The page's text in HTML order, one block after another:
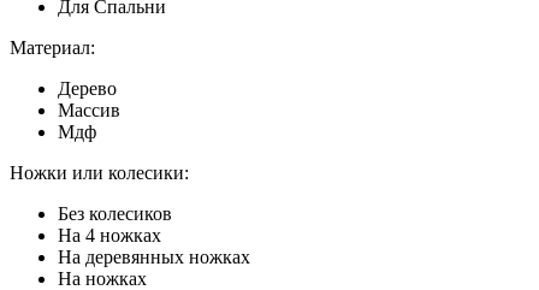
Для Спальни
Материал:
Дерево
Массив
Мдф
Ножки или колесики:
Без колесиков
На 4 ножках
На деревянных ножках
На ножках